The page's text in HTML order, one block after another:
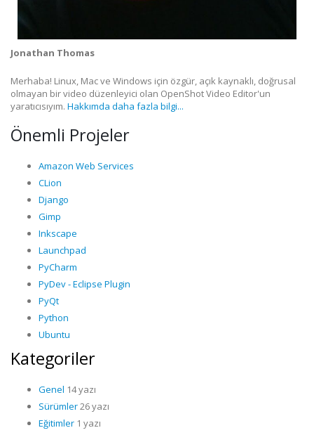
Jonathan Thomas
Merhaba! Linux, Mac ve Windows için özgür, açık kaynaklı, doğrusal
olmayan bir video düzenleyici olan OpenShot Video Editor'un
yaratıcısıyım. Hakkımda daha fazla bilgi...
Önemli Projeler
Amazon Web Services
CLion
Django
Gimp
Inkscape
Launchpad
PyCharm
PyDev - Eclipse Plugin
PyQt
Python
Ubuntu
Kategoriler
Genel 14 yazı
Sürümler26 yazı
Eğitimler 1 yazı